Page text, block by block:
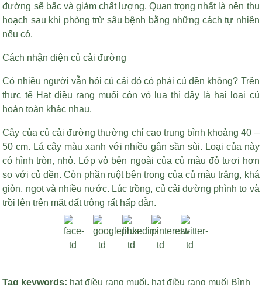
đường sẽ bấc và giảm chất lượng. Quan trọng nhất là nên thu
hoạch sau khi phòng trừ sâu bệnh bằng những cách tự nhiên
nếu có.
Cách nhận diện củ cải đường
Có nhiều người vẫn hỏi củ cải đỏ có phải củ dền không? Trên
thực tế Hạt điều rang muối còn vỏ lụa thì đây là hai loại củ
hoàn toàn khác nhau.
Cây của củ cải đường thường chỉ cao trung bình khoảng 40 –
50 cm. Lá cây màu xanh với nhiều gân sần sùi. Loại của này
có hình tròn, nhỏ. Lớp vỏ bên ngoài của củ màu đỏ tươi hơn
so với củ dền. Còn phần ruột bên trong của củ màu trắng, khá
giòn, ngọt và nhiều nước. Lúc trồng, củ cải đường phình to và
trồi lên trên mặt đất trông rất hấp dẫn.
Tag keywords: hạt điều rang muối, hạt điều rang muối Bình